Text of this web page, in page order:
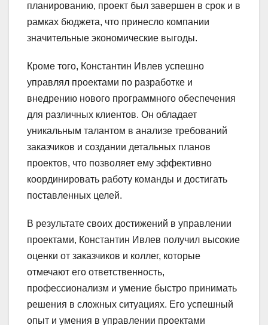
планированию, проект был завершен в срок и в
рамках бюджета, что принесло компании
значительные экономические выгоды.
Кроме того, Константин Ивлев успешно
управлял проектами по разработке и
внедрению нового программного обеспечения
для различных клиентов. Он обладает
уникальным талантом в анализе требований
заказчиков и создании детальных планов
проектов, что позволяет ему эффективно
координировать работу команды и достигать
поставленных целей.
В результате своих достижений в управлении
проектами, Константин Ивлев получил высокие
оценки от заказчиков и коллег, которые
отмечают его ответственность,
профессионализм и умение быстро принимать
решения в сложных ситуациях. Его успешный
опыт и умения в управлении проектами